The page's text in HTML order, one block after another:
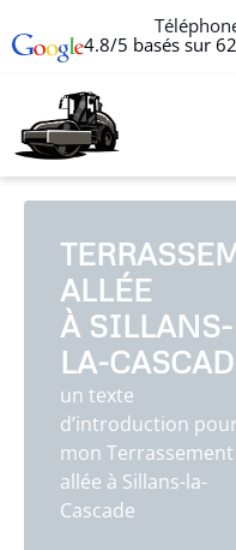
4.8/5 basés sur
ALLÉE
À SILLANS-
LA-
un texte
d’introduction pour
mon Terrassement
allée à Sillans-la-
Cascade